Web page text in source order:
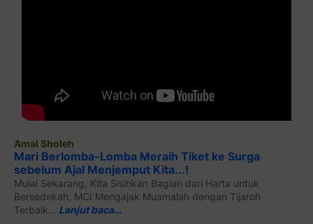
Amal Sholeh
Mari Berlomba-Lomba Meraih Tiket ke Surga
sebelum Ajal Menjemput Kita...!
Mulai Sekarang, Kita Sisihkan Bagian dari Harta untuk
Bersedekah, MCI Mengajak Muamalah dengan Tijaroh
Terbaik...
Lanjut baca…